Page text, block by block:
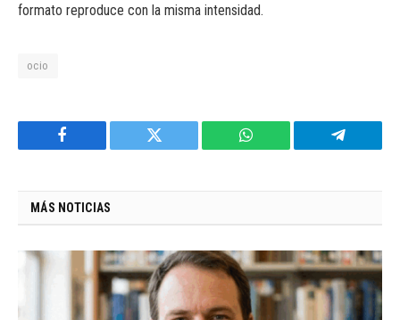
formato reproduce con la misma intensidad.
ocio
Facebook Twitter WhatsApp Telegram
MÁS NOTICIAS